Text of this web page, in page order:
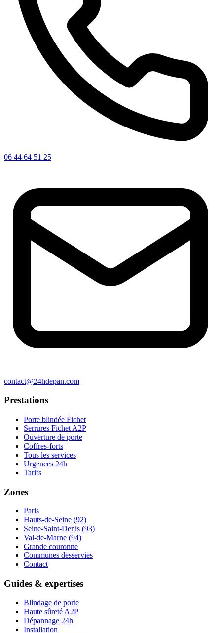
06 44 64 51 25
contact@24hdepan.com
Prestations
Porte blindée Fichet
Serrures Fichet A2P
Ouverture de porte
Coffres-forts
Tous les services
Urgences 24h
Tarifs
Zones
Paris
Hauts-de-Seine (92)
Seine-Saint-Denis (93)
Val-de-Marne (94)
Grande couronne
Communes desservies
Contact
Guides & expertises
Blindage de porte
Haute sûreté A2P
Dépannage 24h
Installation